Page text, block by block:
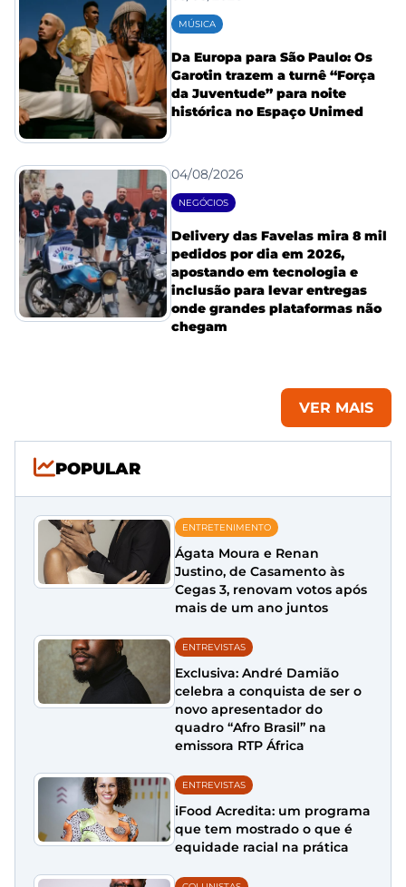
MÚSICA
Da Europa para São Paulo: Os
Garotin trazem a turnê “Força
da Juventude” para noite
histórica no Espaço Unimed
04/08/2026
NEGÓCIOS
Delivery das Favelas mira 8 mil
pedidos por dia em 2026,
apostando em tecnologia e
inclusão para levar entregas
onde grandes plataformas não
chegam
VER MAIS
POPULAR
ENTRETENIMENTO
Ágata Moura e Renan
Justino, de Casamento às
Cegas 3, renovam votos após
mais de um ano juntos
ENTREVISTAS
Exclusiva: André Damião
celebra a conquista de ser o
novo apresentador do
quadro “Afro Brasil” na
emissora RTP África
ENTREVISTAS
iFood Acredita: um programa
que tem mostrado o que é
equidade racial na prática